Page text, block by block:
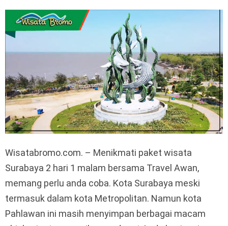
Wisatabromo.com. – Menikmati paket wisata
Surabaya 2 hari 1 malam bersama Travel Awan,
memang perlu anda coba. Kota Surabaya meski
termasuk dalam kota Metropolitan. Namun kota
Pahlawan ini masih menyimpan berbagai macam